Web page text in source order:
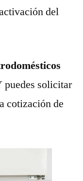
del
puedes solicitar
cotización de